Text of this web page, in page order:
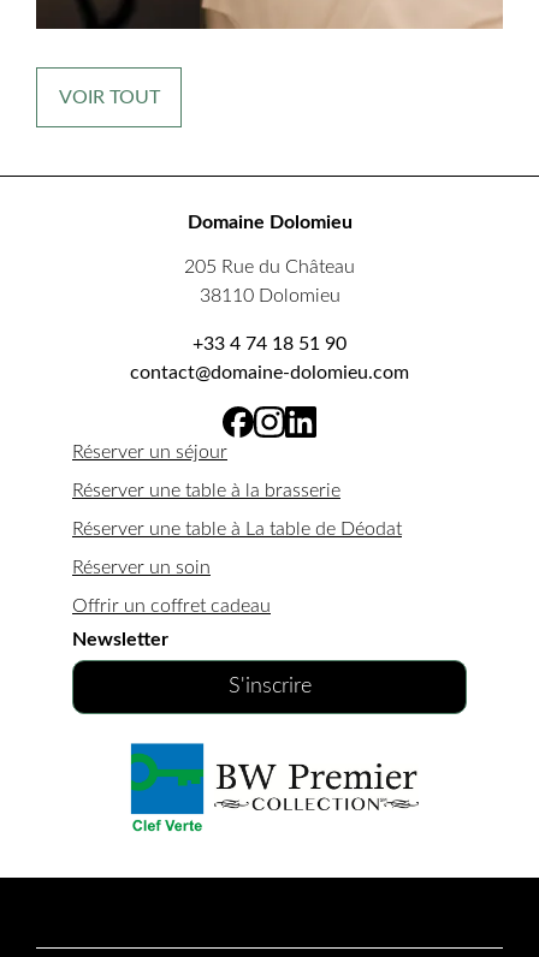
VOIR TOUT
Domaine Dolomieu
205 Rue du Château
38110 Dolomieu
+33 4 74 18 51 90
contact@domaine-dolomieu.com
Réserver un séjour
Réserver une table à la brasserie
Réserver une table à La table de Déodat
Réserver un soin
Offrir un coffret cadeau
Newsletter
S'inscrire